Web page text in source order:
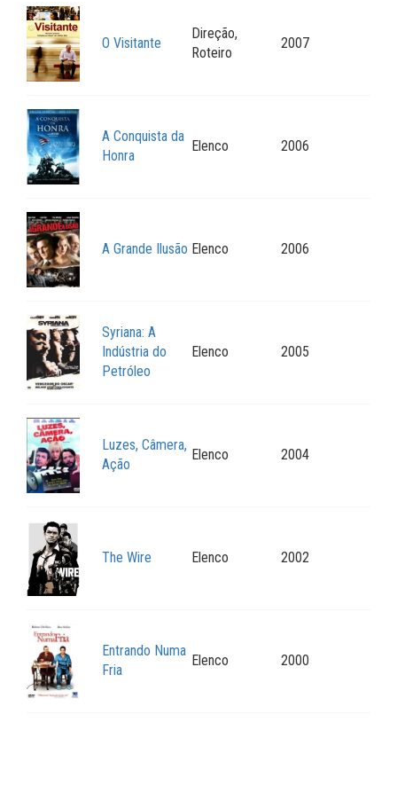
O Visitante
Direção,
Roteiro
2007
A Conquista da
Honra
Elenco 2006
A Grande Ilusão Elenco 2006
Syriana: A
Indústria do
Petróleo
Elenco 2005
Luzes, Câmera,
Ação
Elenco 2004
The Wire Elenco 2002
Entrando Numa
Fria
Elenco 2000